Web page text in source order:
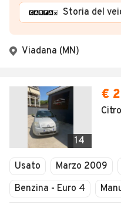
Storia del
Viadana (MN)
14
€
Usato Marzo 2009
Benzina - Euro 4